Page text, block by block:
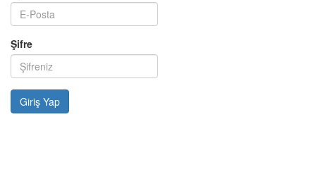
Şifre